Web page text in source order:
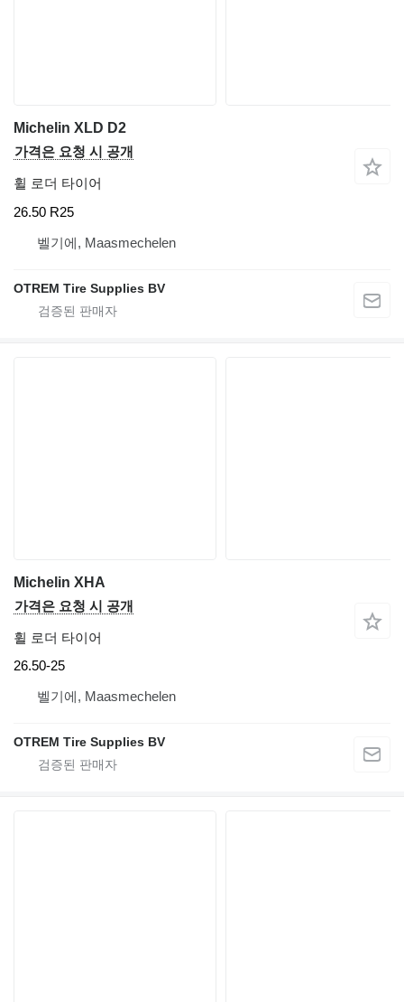
Michelin XLD D2
가격은 요청 시 공개
휠 로더 타이어
26.50 R25
벨기에, Maasmechelen
OTREM Tire Supplies BV
Michelin XHA
가격은 요청 시 공개
휠 로더 타이어
26.50-25
벨기에, Maasmechelen
OTREM Tire Supplies BV